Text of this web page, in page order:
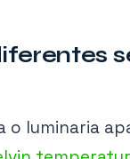
o luminaria